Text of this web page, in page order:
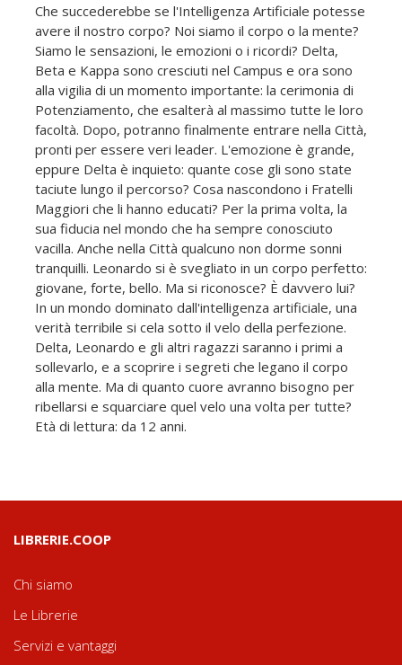
Che succederebbe se l'Intelligenza Artificiale potesse
avere il nostro corpo? Noi siamo il corpo o la mente?
Siamo le sensazioni, le emozioni o i ricordi? Delta,
Beta e Kappa sono cresciuti nel Campus e ora sono
alla vigilia di un momento importante: la cerimonia di
Potenziamento, che esalterà al massimo tutte le loro
facoltà. Dopo, potranno finalmente entrare nella Città,
pronti per essere veri leader. L'emozione è grande,
eppure Delta è inquieto: quante cose gli sono state
taciute lungo il percorso? Cosa nascondono i Fratelli
Maggiori che li hanno educati? Per la prima volta, la
sua fiducia nel mondo che ha sempre conosciuto
vacilla. Anche nella Città qualcuno non dorme sonni
tranquilli. Leonardo si è svegliato in un corpo perfetto:
giovane, forte, bello. Ma si riconosce? È davvero lui?
In un mondo dominato dall'intelligenza artificiale, una
verità terribile si cela sotto il velo della perfezione.
Delta, Leonardo e gli altri ragazzi saranno i primi a
sollevarlo, e a scoprire i segreti che legano il corpo
alla mente. Ma di quanto cuore avranno bisogno per
ribellarsi e squarciare quel velo una volta per tutte?
Età di lettura: da 12 anni.
LIBRERIE.COOP
Chi siamo
Le Librerie
Servizi e vantaggi